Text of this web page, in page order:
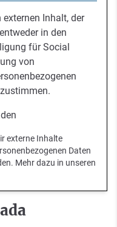
Inhalt, der
in den
für Social
von
externe Inhalte
Daten
Mehr dazu in unseren